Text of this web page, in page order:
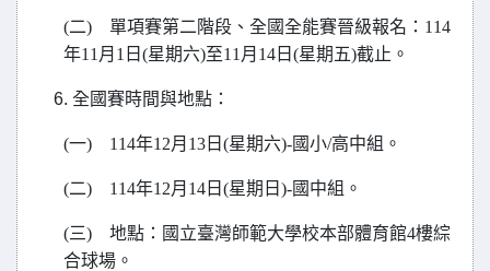
(二) 單項賽第二階段、全國全能賽晉級報名：114
年11月1日(星期六)至11月14日(星期五)截止。
全國賽時間與地點：
(一) 114年12月13日(星期六)-國小/高中組。
(二) 114年12月14日(星期日)-國中組。
(三) 地點：國立臺灣師範大學校本部體育館4樓綜
合球場。